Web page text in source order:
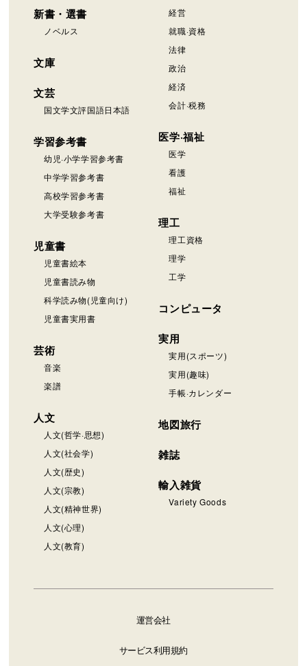
新書・選書
ノベルス
文庫
文芸
国文学文評国語日本語
学習参考書
幼児·小学学習参考書
中学学習参考書
高校学習参考書
大学受験参考書
児童書
児童書絵本
児童書読み物
科学読み物(児童向け)
児童書実用書
芸術
音楽
楽譜
人文
人文(哲学·思想)
人文(社会学)
人文(歴史)
人文(宗教)
人文(精神世界)
人文(心理)
人文(教育)
経営
就職·資格
法律
政治
経済
会計·税務
医学·福祉
医学
看護
福祉
理工
理工資格
理学
工学
コンピュータ
実用
実用(スポーツ)
実用(趣味)
手帳·カレンダー
地図旅行
雑誌
輸入雑貨
Variety Goods
運営会社
サービス利用規約